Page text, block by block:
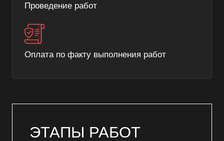
Проведение работ
Оплата по факту выполнения работ
ЭТАПЫ РАБОТ